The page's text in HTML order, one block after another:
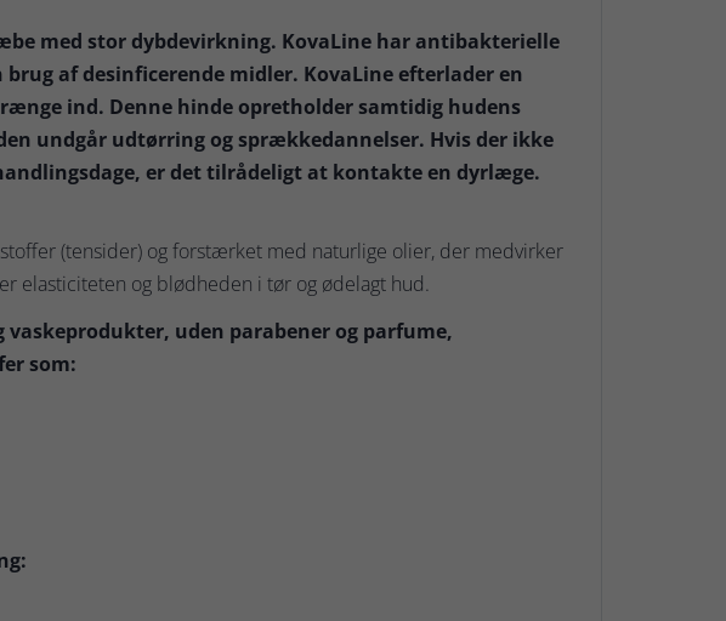
med stor dybdevirkning. KovaLine har antibakterielle
af desinficerende midler. KovaLine efterlader en
ind. Denne hinde opretholder samtidig hudens
undgår udtørring og sprækkedannelser. Hvis der ikke
er det tilrådeligt at kontakte en dyrlæge.
(tensider) og forstærket med naturlige olier, der medvirker
elasticiteten og blødheden i tør og ødelagt hud.
vaskeprodukter, uden parabener og parfume,
som: